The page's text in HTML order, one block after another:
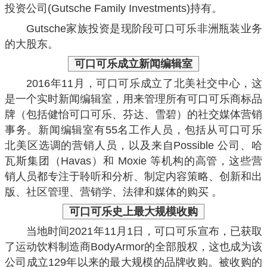
投资公司(Gutsche Family Investments)持有。
Gutsche家族投资是现阶段可口可乐非洲瓶装业务
的大股东。
可口可乐成立新闻编辑室
2016年11月，可口可乐成立了北美社交中心，这
是一个实时新闻编辑室，用来管理所有可口可乐商标品
牌（包括健怡可口可乐、芬达、雪碧）的社交媒体营销
事务。新闻编辑室有55名工作人员，包括从可口可乐
北美区选调的营销人员，以及来自Possible 公司、哈
瓦斯集团（Havas）和 Moxie 等机构的高管，这些营
销人员都专注于聆听和分析、制定内容策略、创新和出
版、社区管理、营销学、法律和媒体的购买 。
可口可乐史上最大规模收购
当地时间2021年11月1日，可口可乐宣布，已获取
了运动饮料制造商BodyArmor的全部股权，这也成为该
公司成立129年以来的最大规模的品牌收购。被收购的